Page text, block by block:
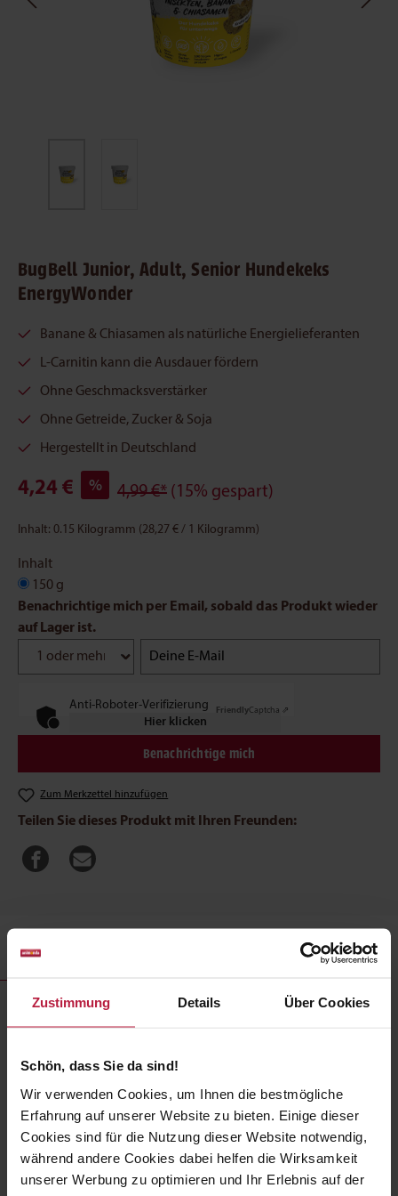
Zustimmung Details Über Cookies
Schön, dass Sie da sind!
Wir verwenden Cookies, um Ihnen die bestmögliche
Erfahrung auf unserer Website zu bieten. Einige dieser
Cookies sind für die Nutzung dieser Website notwendig,
während andere Cookies dabei helfen die Wirksamkeit
unserer Werbung zu optimieren und Ihr Erlebnis auf der
BugBell Junior, Adult, Senior Hundekeks
EnergyWonder
Banane & Chiasamen als natürliche Energielieferanten
L-Carnitin kann die Ausdauer fördern
Ohne Geschmacksverstärker
Ohne Getreide, Zucker & Soja
Hergestellt in Deutschland
4,24 € % 4,99 €* (15% gespart)
Inhalt: 0.15 Kilogramm (28,27 € / 1 Kilogramm)
Inhalt
150 g
Benachrichtige mich per Email, sobald das Produkt wieder
auf Lager ist.
Deine E-Mail
Anti-Roboter-Verifizierung
Hier klicken
FriendlyCaptcha ⇗
Benachrichtige mich
Zum Merkzettel hinzufügen
Teilen Sie dieses Produkt mit Ihren Freunden:
Produktbeschreibung
BugKeks Gelb 150g
Ihres pelzigen Freundes!
Dieses gelbe Kraftpaket mit energiereichen Zutaten wie
Banane, Chiasamen, Kurkuma und L-Carnitin wurde speziell
für Hunde mit viel Energie entwickelt.